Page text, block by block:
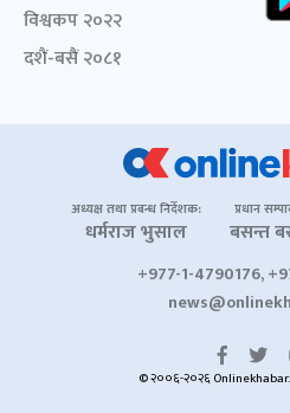
विश्वकप २०२२
दशैं-बसैं २०८१
अध्यक्ष तथा प्रबन्ध निर्देशक:
धर्मराज भुसाल
प्रधान
बसन्त
+977-1-4790176,
© २००६-२०२६